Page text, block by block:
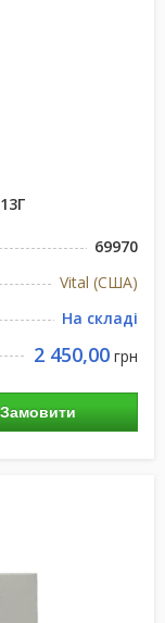
69970
Vital (США)
На складі
2 450,00 грн
Замовити